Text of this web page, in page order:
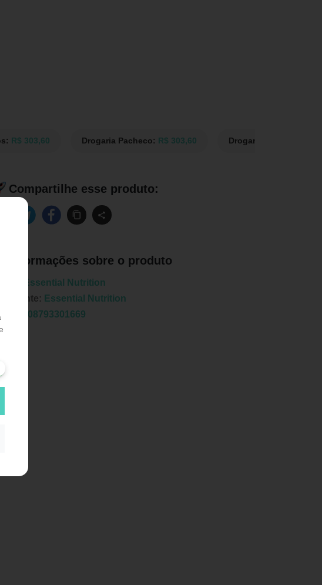
R$ 303,60 Drogaria Pacheco: R$ 303,60 Drogaria Catarinense:
Compartilhe esse produto:
Informações sobre o produto
Essential Nutrition
Essential Nutrition
7908793301669